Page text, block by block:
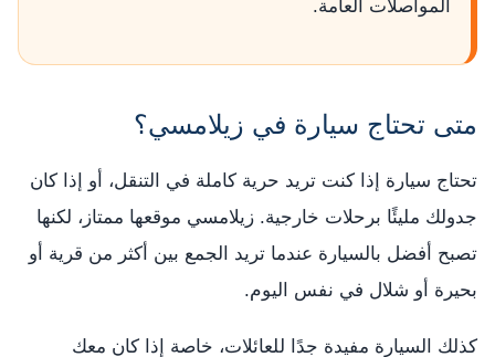
المواصلات العامة.
متى تحتاج سيارة في زيلامسي؟
تحتاج سيارة إذا كنت تريد حرية كاملة في التنقل، أو إذا كان
جدولك مليئًا برحلات خارجية. زيلامسي موقعها ممتاز، لكنها
تصبح أفضل بالسيارة عندما تريد الجمع بين أكثر من قرية أو
بحيرة أو شلال في نفس اليوم.
كذلك السيارة مفيدة جدًا للعائلات، خاصة إذا كان معك